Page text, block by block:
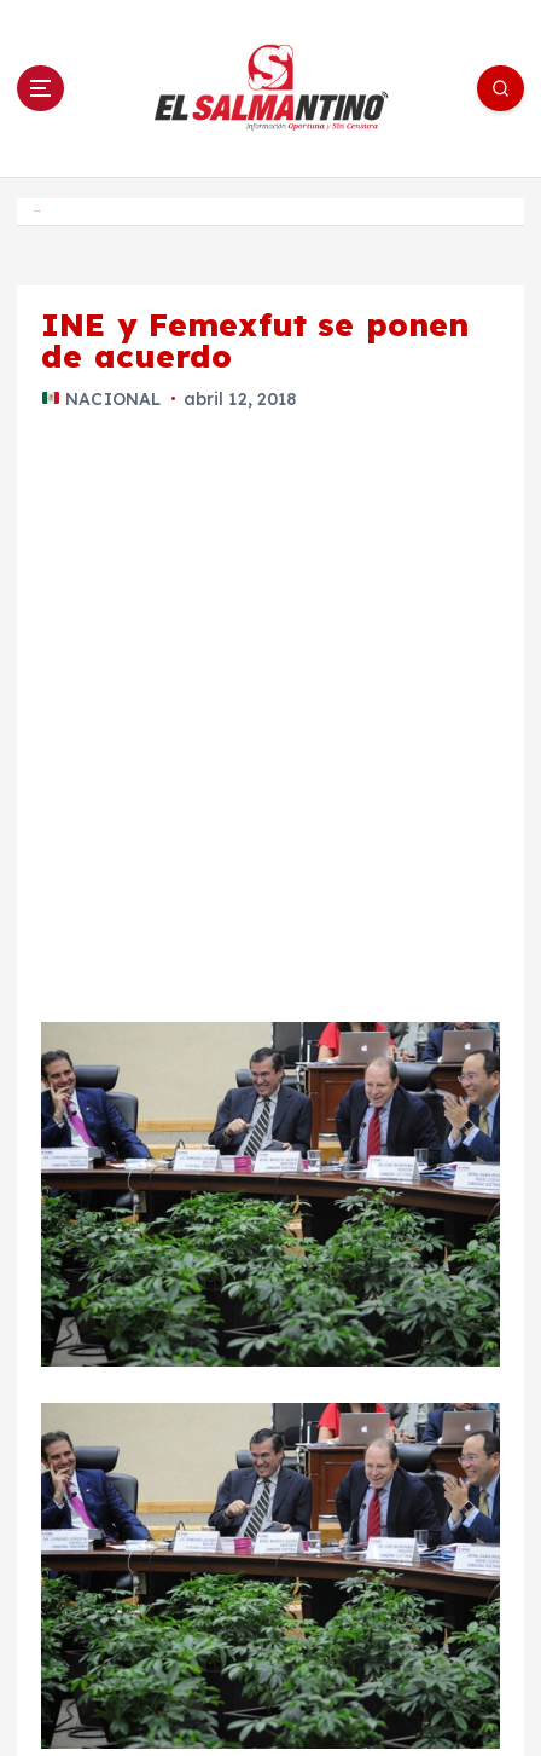
n El Salmantino - medios/noticias/editorial
INE y Femexfut se ponen
de acuerdo
NACIONAL abril 12, 2018